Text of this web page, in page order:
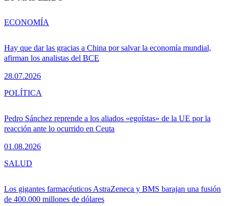
Hay que dar las gracias a China por salvar la economía mundial,
afirman los analistas del BCE
28.07.2026
ECONOMÍA
Pedro Sánchez reprende a los aliados «egoístas» de la UE por la
reacción ante lo ocurrido en Ceuta
01.08.2026
POLÍTICA
Los gigantes farmacéuticos AstraZeneca y BMS barajan una fusión
de 400.000 millones de dólares
SALUD